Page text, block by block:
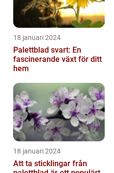
18 januari 2024
Palettblad svart: En
fascinerande växt för ditt
hem
18 januari 2024
Att ta sticklingar från